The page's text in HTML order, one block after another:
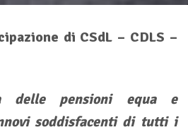
di CSdL – CDLS –
delle pensioni equa e
soddisfacenti di tutti i